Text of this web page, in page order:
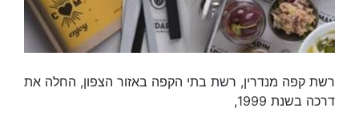
רשת קפה מנדרין, רשת בתי הקפה באזור הצפון, החלה את
דרכה בשנת 1999,